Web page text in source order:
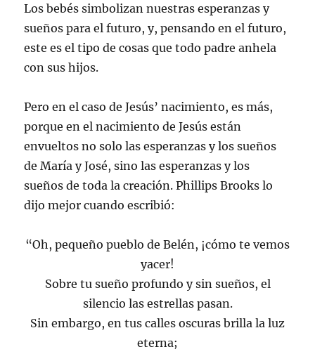
Los bebés simbolizan nuestras esperanzas y
sueños para el futuro, y, pensando en el futuro,
este es el tipo de cosas que todo padre anhela
con sus hijos.
Pero en el caso de Jesús’ nacimiento, es más,
porque en el nacimiento de Jesús están
envueltos no solo las esperanzas y los sueños
de María y José, sino las esperanzas y los
sueños de toda la creación. Phillips Brooks lo
dijo mejor cuando escribió:
“Oh, pequeño pueblo de Belén, ¡cómo te vemos
yacer!
Sobre tu sueño profundo y sin sueños, el
silencio las estrellas pasan.
Sin embargo, en tus calles oscuras brilla la luz
eterna;